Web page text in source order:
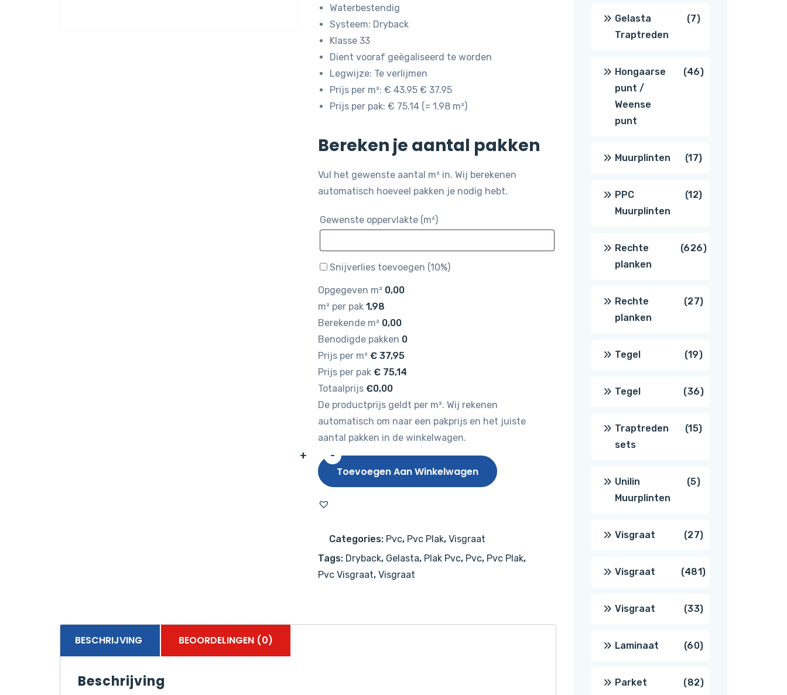
Waterbestendig
Systeem: Dryback
Klasse 33
Dient vooraf geëgaliseerd te worden
Legwijze: Te verlijmen
Prijs per m²: € 43.95 € 37.95
Prijs per pak: € 75.14 (= 1.98 m²)
Bereken je aantal pakken
Vul het gewenste aantal m² in. Wij berekenen
automatisch hoeveel pakken je nodig hebt.
Gewenste oppervlakte (m²)
Snijverlies toevoegen (10%)
Opgegeven m² 0,00
m² per pak 1,98
Berekende m² 0,00
Benodigde pakken 0
Prijs per m² €37,95
Prijs per pak €75,14
Totaalprijs €0,00
De productprijs geldt per m². Wij rekenen
automatisch om naar een pakprijs en het juiste
aantal pakken in de winkelwagen.
-
Gelasta
Sierra
2000
aantal
+
Toevoegen Aan Winkelwagen
Categories: Pvc, Pvc Plak, Visgraat
Tags: Dryback, Gelasta, Plak Pvc, Pvc, Pvc Plak,
Pvc Visgraat, Visgraat
BESCHRIJVING BEOORDELINGEN (0)
Beschrijving
Gelasta
Traptreden
77
Hongaarse
punt /
Weense
punt
4646
Muurplinten 1717
producten
PPC
Muurplinten
1212
Rechte
planken
626626
Rechte
planken
2727
Tegel 1919
producten
Tegel 3636
producten
Traptreden
sets
1515
Unilin
Muurplinten
55
Visgraat 2727
producten
Visgraat 481481
Visgraat 3333
producten
Laminaat 6060
producten
Parket 8282